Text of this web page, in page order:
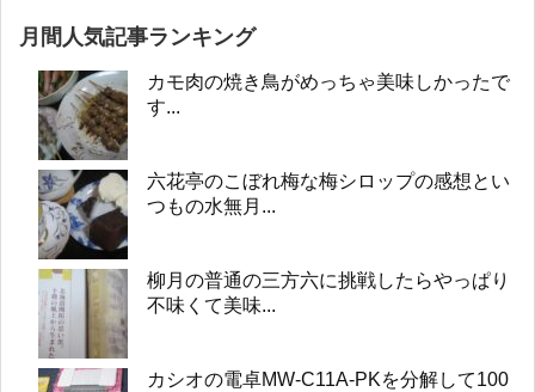
月間人気記事ランキング
カモ肉の焼き鳥がめっちゃ美味しかったで
す...
六花亭のこぼれ梅な梅シロップの感想とい
つもの水無月...
柳月の普通の三方六に挑戦したらやっぱり
不味くて美味...
カシオの電卓MW-C11A-PKを分解して100